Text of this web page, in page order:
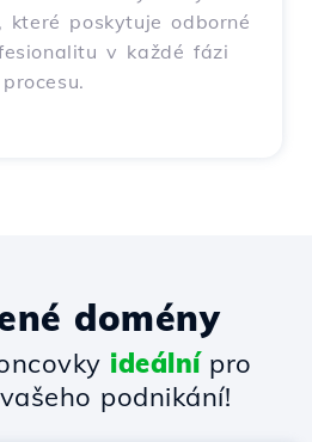
které poskytuje odborné
v každé fázi
procesu.
domény
ideálnípro
podnikání!